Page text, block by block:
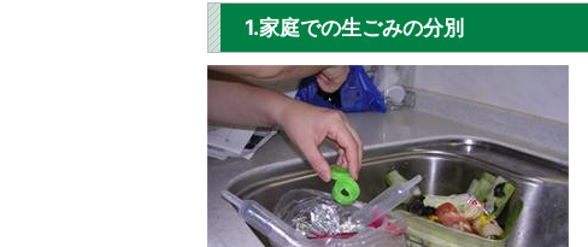
1.家庭での生ごみの分別